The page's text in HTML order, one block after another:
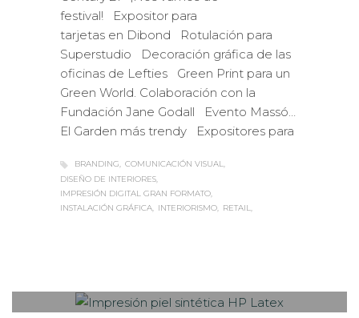
festival! Expositor para
tarjetas en Dibond Rotulación para
Superstudio Decoración gráfica de las
oficinas de Lefties Green Print para un
Green World. Colaboración con la
Fundación Jane Godall Evento Massó…
El Garden más trendy Expositores para
BRANDING
COMUNICACIÓN VISUAL
DISEÑO DE INTERIORES
IMPRESIÓN DIGITAL GRAN FORMATO
INSTALACIÓN GRÁFICA
INTERIORISMO RETAIL